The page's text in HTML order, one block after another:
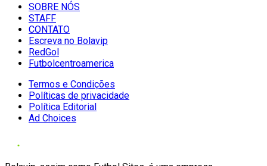
SOBRE NÓS
STAFF
CONTATO
Escreva no Bolavip
RedGol
Futbolcentroamerica
Termos e Condições
Políticas de privacidade
Política Editorial
Ad Choices